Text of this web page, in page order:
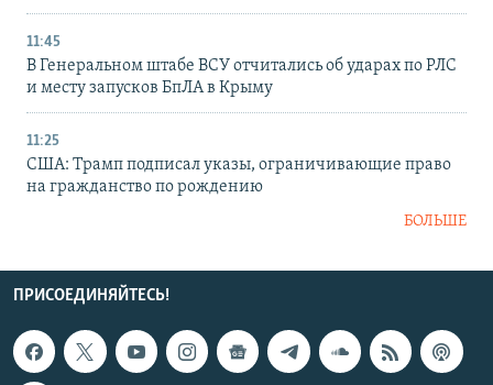
11:45
В Генеральном штабе ВСУ отчитались об ударах по РЛС
и месту запусков БпЛА в Крыму
11:25
США: Трамп подписал указы, ограничивающие право
на гражданство по рождению
БОЛЬШЕ
ПРИСОЕДИНЯЙТЕСЬ!